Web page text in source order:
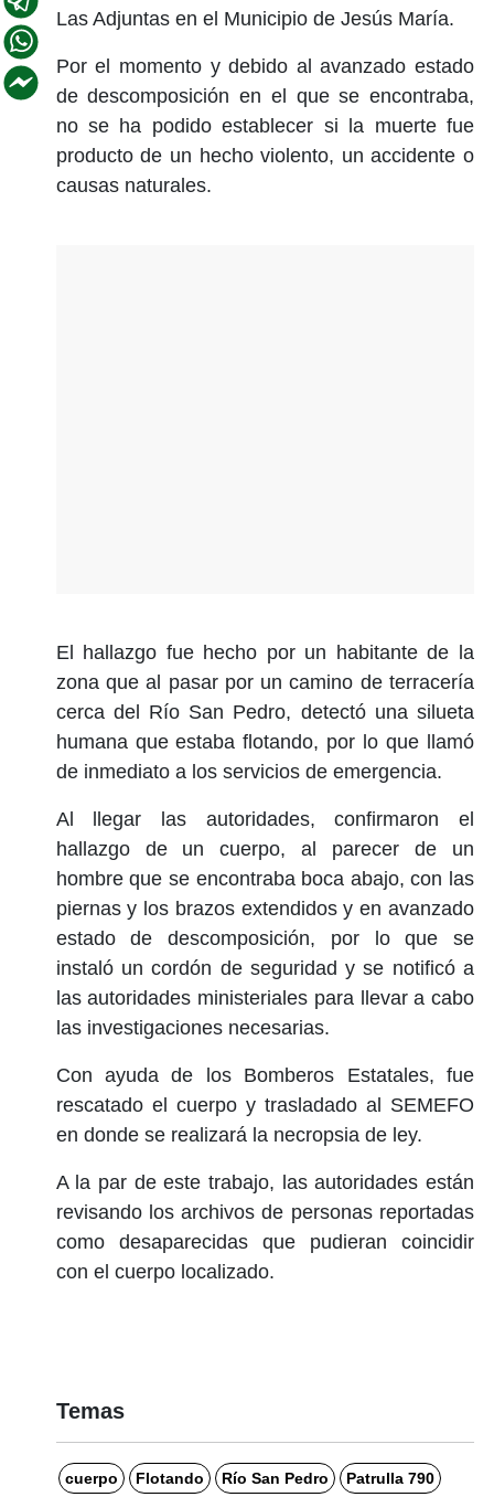
Las Adjuntas en el Municipio de Jesús María.
Por el momento y debido al avanzado estado
de descomposición en el que se encontraba,
no se ha podido establecer si la muerte fue
producto de un hecho violento, un accidente o
causas naturales.
El hallazgo fue hecho por un habitante de la
zona que al pasar por un camino de terracería
cerca del Río San Pedro, detectó una silueta
humana que estaba flotando, por lo que llamó
de inmediato a los servicios de emergencia.
Al llegar las autoridades, confirmaron el
hallazgo de un cuerpo, al parecer de un
hombre que se encontraba boca abajo, con las
piernas y los brazos extendidos y en avanzado
estado de descomposición, por lo que se
instaló un cordón de seguridad y se notificó a
las autoridades ministeriales para llevar a cabo
las investigaciones necesarias.
Con ayuda de los Bomberos Estatales, fue
rescatado el cuerpo y trasladado al SEMEFO
en donde se realizará la necropsia de ley.
A la par de este trabajo, las autoridades están
revisando los archivos de personas reportadas
como desaparecidas que pudieran coincidir
con el cuerpo localizado.
Temas
cuerpo Flotando Río San Pedro Patrulla 790